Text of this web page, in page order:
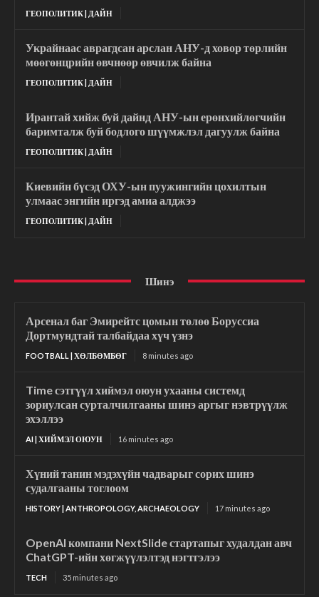
ГЕОПОЛИТИК | ДАЙН
Украйнаас аврагдсан арслан АНУ-д ховор төрлийн
мөөгөнцрийн өвчнөөр өвчилж байна
ГЕОПОЛИТИК | ДАЙН
Ирантай хийж буй дайнд АНУ-ын ерөнхийлөгчийн
баримталж буй бодлого шүүмжлэл дагуулж байна
ГЕОПОЛИТИК | ДАЙН
Киевийн бүсэд ОХУ-ын пуужингийн цохилтын
улмаас энгийн иргэд амиа алджээ
ГЕОПОЛИТИК | ДАЙН
Шинэ
Арсенал баг Эмирейтс цомын төлөө Боруссиа
Дортмундтай талбайдаа хүч үзнэ
FOOTBALL | ХӨЛБӨМБӨГ 8 minutes ago
Time сэтгүүл хиймэл оюун ухааны системд
зориулсан сурталчилгааны шинэ аргыг нэвтрүүлж
эхэллээ
AI | ХИЙМЭЛ ОЮУН 16 minutes ago
Хүний танин мэдэхүйн чадварыг сорих шинэ
судалгааны тоглоом
HISTORY | ANTHROPOLOGY, ARCHAEOLOGY 17 minutes ago
OpenAI компани NextSlide стартапыг худалдан авч
ChatGPT-ийн хөгжүүлэлтэд нэгтгэлээ
TECH 35 minutes ago